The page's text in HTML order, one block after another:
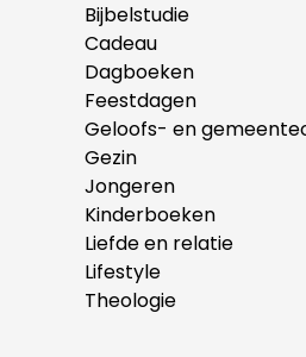
Bijbelstudie
Cadeau
Dagboeken
Feestdagen
Geloofs- en
Gezin
Jongeren
Kinderboeken
Liefde en relatie
Lifestyle
Theologie